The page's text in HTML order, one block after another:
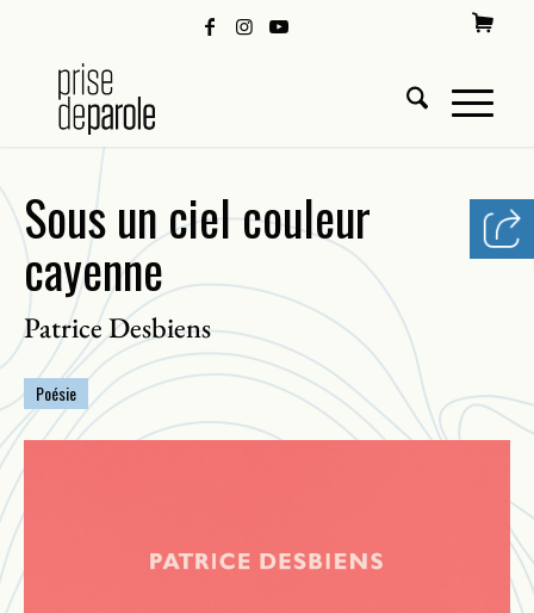
Sous un ciel couleur
cayenne
Patrice Desbiens
Poésie